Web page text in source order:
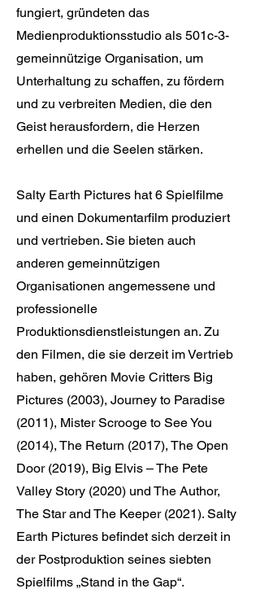
fungiert, gründeten das
Medienproduktionsstudio als 501c-3-
gemeinnützige Organisation, um
Unterhaltung zu schaffen, zu fördern
und zu verbreiten Medien, die den
Geist herausfordern, die Herzen
erhellen und die Seelen stärken.
Salty Earth Pictures hat 6 Spielfilme
und einen Dokumentarfilm produziert
und vertrieben. Sie bieten auch
anderen gemeinnützigen
Organisationen angemessene und
professionelle
Produktionsdienstleistungen an. Zu
den Filmen, die sie derzeit im Vertrieb
haben, gehören Movie Critters Big
Pictures (2003), Journey to Paradise
(2011), Mister Scrooge to See You
(2014), The Return (2017), The Open
Door (2019), Big Elvis – The Pete
Valley Story (2020) und The Author,
The Star and The Keeper (2021). Salty
Earth Pictures befindet sich derzeit in
der Postproduktion seines siebten
Spielfilms „Stand in the Gap“.